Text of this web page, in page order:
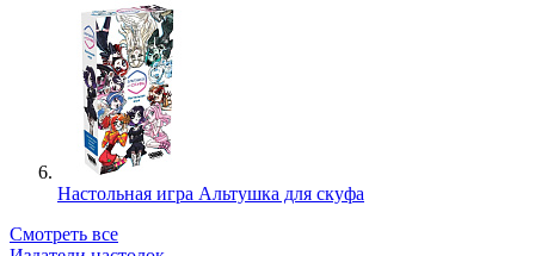
Настольная игра Альтушка для скуфа
Смотреть все